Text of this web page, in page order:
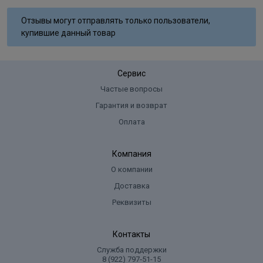
Hydroxide, Sodium Laureth Sulfate, Lanolin Alcohol, Sodium Lauryl
Sulfate, Ammoniumsulfate, Glycol Distearate, Sodium Cocoyl
Chloro-4-Nitrophenol, m-Aminophenol, Tocopherol.
Отзывы могут отправлять только пользователи,
купившие данный товар
Сервис
Частые вопросы
Гарантия и возврат
Оплата
Компания
О компании
Доставка
Реквизиты
Контакты
Служба поддержки
8 (922) 797‑51-15